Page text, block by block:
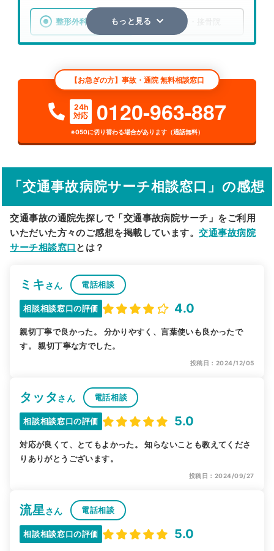
整形外科 整骨院・接骨院
検索する
詳細条件で絞り込む
その他の検索方法
駅から探す 院名から探す
もっと見る
【お急ぎの方】事故・通院 無料相談窓口
24h
対応
0120-963-887
※050に切り替わる場合があります（通話無料）
「交通事故病院サーチ相談窓口」の感想
交通事故の通院先探しで「交通事故病院サーチ」をご利用
いただいた方々のご感想を掲載しています。交通事故病院
サーチ相談窓口 とは？
ミキさん 電話相談
相談相談窓口の評価 4.0
親切丁寧で良かった。 分かりやすく、言葉使いも良かったで
す。 親切丁寧な方でした。
投稿日：2024/12/05
タッタさん 電話相談
相談相談窓口の評価 5.0
対応が良くて、とてもよかった。 知らないことも教えてくださ
りありがとうございます。
投稿日：2024/09/27
流星さん 電話相談
相談相談窓口の評価 5.0